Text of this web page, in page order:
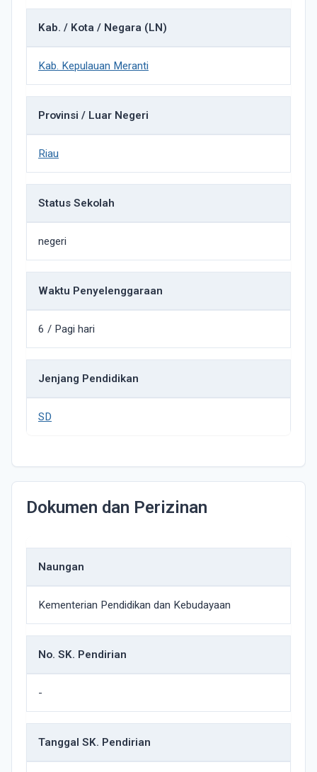
Kab. / Kota / Negara (LN)
Kab. Kepulauan Meranti
Provinsi / Luar Negeri
Riau
Status Sekolah
negeri
Waktu Penyelenggaraan
6 / Pagi hari
Jenjang Pendidikan
SD
Dokumen dan Perizinan
Naungan
Kementerian Pendidikan dan Kebudayaan
No. SK. Pendirian
-
Tanggal SK. Pendirian